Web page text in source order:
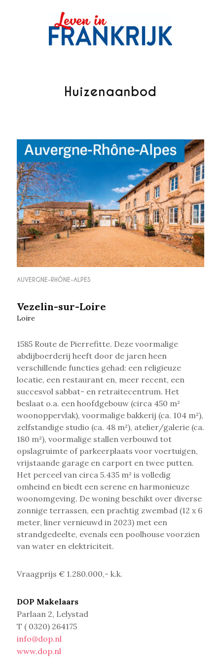
Huizenaanbod
AUVERGNE-RHÔNE-ALPES
Vezelin-sur-Loire
Loire
1585 Route de Pierrefitte. Deze voormalige
abdijboerderij heeft door de jaren heen
verschillende functies gehad: een religieuze
locatie, een restaurant en, meer recent, een
succesvol sabbat- en retraitecentrum. Het
beslaat o.a. een hoofdgebouw (circa 450 m²
woonoppervlak), voormalige bakkerij (ca. 104 m²),
zelfstandige studio (ca. 48 m²), atelier/galerie (ca.
180 m²), voormalige stallen verbouwd tot
opslagruimte of parkeerplaats voor voertuigen,
vrijstaande garage en carport en twee putten.
Het perceel van circa 5.435 m² is volledig
omheind en biedt een serene en harmonieuze
woonomgeving. De woning beschikt over diverse
zonnige terrassen, een prachtig zwembad (12 x 6
meter, liner vernieuwd in 2023) met een
strandgedeelte, evenals een poolhouse voorzien
van water en elektriciteit.
Vraagprijs € 1.280.000,- k.k.
DOP Makelaars
Parlaan 2, Lelystad
T ( 0320) 264175
info@dop.nl
www.dop.nl